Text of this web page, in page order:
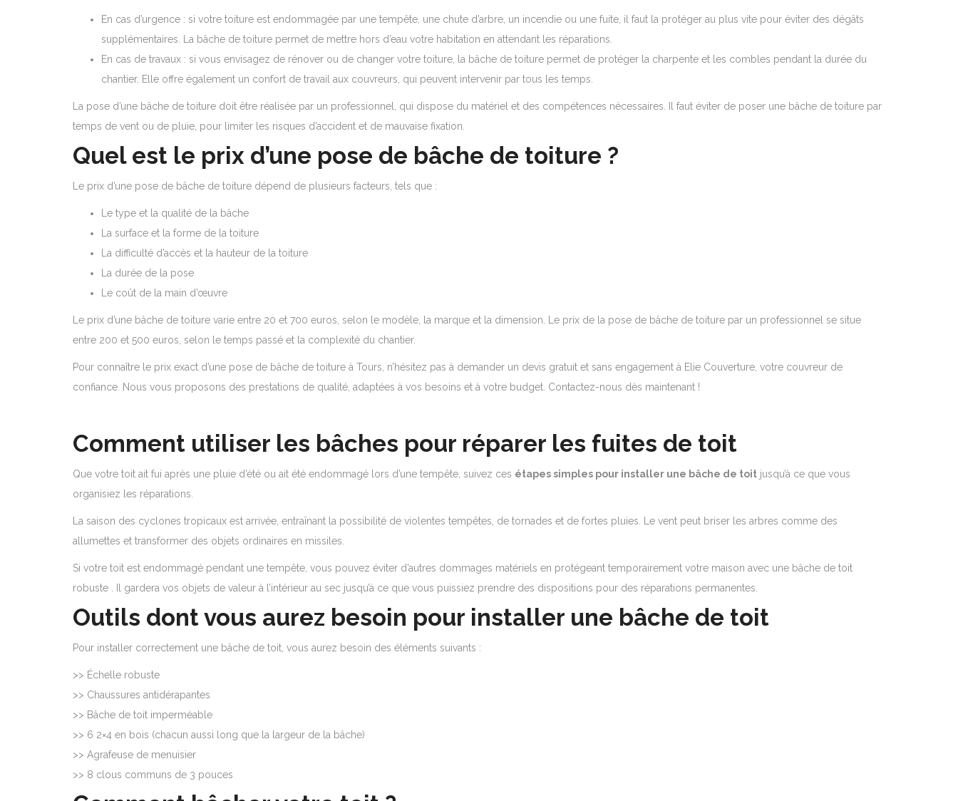
En cas d’urgence : si votre toiture est endommagée par une tempête, une chute d’arbre, un incendie ou une fuite, il faut la protéger au plus vite pour éviter des dégâts
supplémentaires. La bâche de toiture permet de mettre hors d’eau votre habitation en attendant les réparations.
En cas de travaux : si vous envisagez de rénover ou de changer votre toiture, la bâche de toiture permet de protéger la charpente et les combles pendant la durée du
chantier. Elle offre également un confort de travail aux couvreurs, qui peuvent intervenir par tous les temps.
La pose d’une bâche de toiture doit être réalisée par un professionnel, qui dispose du matériel et des compétences nécessaires. Il faut éviter de poser une bâche de toiture par
temps de vent ou de pluie, pour limiter les risques d’accident et de mauvaise fixation.
Quel est le prix d’une pose de bâche de toiture ?
Le prix d’une pose de bâche de toiture dépend de plusieurs facteurs, tels que :
Le type et la qualité de la bâche
La surface et la forme de la toiture
La difficulté d’accès et la hauteur de la toiture
La durée de la pose
Le coût de la main d’œuvre
Le prix d’une bâche de toiture varie entre 20 et 700 euros, selon le modèle, la marque et la dimension. Le prix de la pose de bâche de toiture par un professionnel se situe
entre 200 et 500 euros, selon le temps passé et la complexité du chantier.
Pour connaître le prix exact d’une pose de bâche de toiture à Tours, n’hésitez pas à demander un devis gratuit et sans engagement à Elie Couverture, votre couvreur de
confiance. Nous vous proposons des prestations de qualité, adaptées à vos besoins et à votre budget. Contactez-nous dès maintenant !
Comment utiliser les bâches pour réparer les fuites de toit
Que votre toit ait fui après une pluie d’été ou ait été endommagé lors d’une tempête, suivez ces étapes simples pour installer une bâche de toit jusqu’à ce que vous
organisiez les réparations.
La saison des cyclones tropicaux est arrivée, entraînant la possibilité de violentes tempêtes, de tornades et de fortes pluies. Le vent peut briser les arbres comme des
allumettes et transformer des objets ordinaires en missiles.
Si votre toit est endommagé pendant une tempête, vous pouvez éviter d’autres dommages matériels en protégeant temporairement votre maison avec une bâche de toit
robuste . Il gardera vos objets de valeur à l’intérieur au sec jusqu’à ce que vous puissiez prendre des dispositions pour des réparations permanentes.
Outils dont vous aurez besoin pour installer une bâche de toit
Pour installer correctement une bâche de toit, vous aurez besoin des éléments suivants :
>> Échelle robuste
>> Chaussures antidérapantes
>> Bâche de toit imperméable
>> 6 2×4 en bois (chacun aussi long que la largeur de la bâche)
>> Agrafeuse de menuisier
>> 8 clous communs de 3 pouces